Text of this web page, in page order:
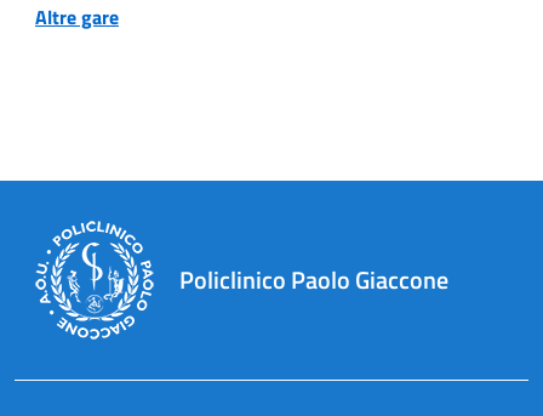
Altre gare
Policlinico Paolo Giaccone